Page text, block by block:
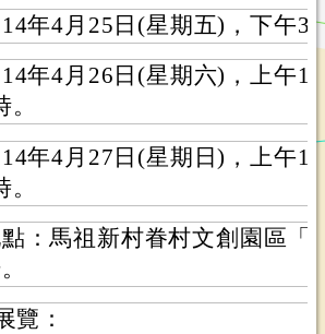
年4月25日(星期五)，下午3
年4月26日(星期六)，上午
。
年4月27日(星期日)，上午
。
：馬祖新村眷村文創園區「
覽：